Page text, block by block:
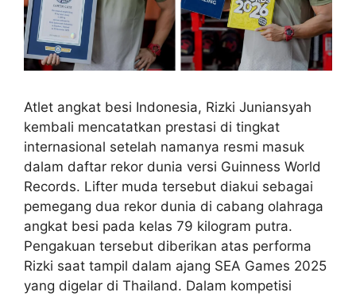
Atlet angkat besi Indonesia, Rizki Juniansyah
kembali mencatatkan prestasi di tingkat
internasional setelah namanya resmi masuk
dalam daftar rekor dunia versi Guinness World
Records. Lifter muda tersebut diakui sebagai
pemegang dua rekor dunia di cabang olahraga
angkat besi pada kelas 79 kilogram putra.
Pengakuan tersebut diberikan atas performa
Rizki saat tampil dalam ajang SEA Games 2025
yang digelar di Thailand. Dalam kompetisi